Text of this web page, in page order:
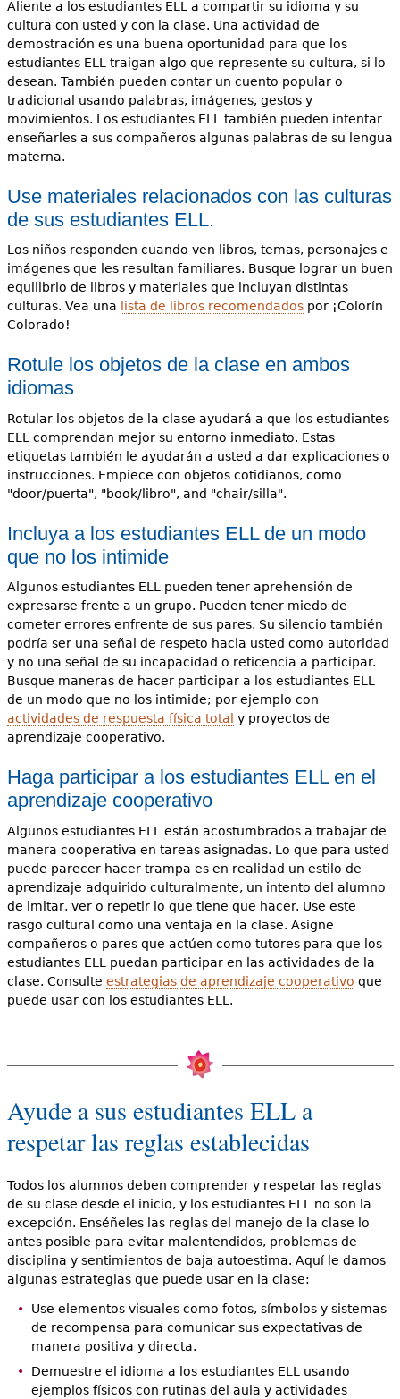
Aliente a los estudiantes ELL a compartir su idioma y su
cultura con usted y con la clase. Una actividad de
demostración es una buena oportunidad para que los
estudiantes ELL traigan algo que represente su cultura, si lo
desean. También pueden contar un cuento popular o
tradicional usando palabras, imágenes, gestos y
movimientos. Los estudiantes ELL también pueden intentar
enseñarles a sus compañeros algunas palabras de su lengua
materna.
Use materiales relacionados con las culturas
de sus estudiantes ELL.
Los niños responden cuando ven libros, temas, personajes e
imágenes que les resultan familiares. Busque lograr un buen
equilibrio de libros y materiales que incluyan distintas
culturas. Vea una
lista de libros recomendadospor ¡Colorín
Colorado!
Rotule los objetos de la clase en ambos
idiomas
Rotular los objetos de la clase ayudará a que los estudiantes
ELL comprendan mejor su entorno inmediato. Estas
etiquetas también le ayudarán a usted a dar explicaciones o
instrucciones. Empiece con objetos cotidianos, como
"door/puerta", "book/libro", and "chair/silla".
Incluya a los estudiantes ELL de un modo
que no los intimide
Algunos estudiantes ELL pueden tener aprehensión de
expresarse frente a un grupo. Pueden tener miedo de
cometer errores enfrente de sus pares. Su silencio también
podría ser una señal de respeto hacia usted como autoridad
y no una señal de su incapacidad o reticencia a participar.
Busque maneras de hacer participar a los estudiantes ELL
de un modo que no los intimide; por ejemplo con
actividades de respuesta física total y proyectos de
aprendizaje cooperativo.
Haga participar a los estudiantes ELL en el
aprendizaje cooperativo
Algunos estudiantes ELL están acostumbrados a trabajar de
manera cooperativa en tareas asignadas. Lo que para usted
puede parecer hacer trampa es en realidad un estilo de
aprendizaje adquirido culturalmente, un intento del alumno
de imitar, ver o repetir lo que tiene que hacer. Use este
rasgo cultural como una ventaja en la clase. Asigne
compañeros o pares que actúen como tutores para que los
estudiantes ELL puedan participar en las actividades de la
clase. Consulte estrategias de aprendizaje cooperativo que
puede usar con los estudiantes ELL.
Ayude a sus estudiantes ELL a
respetar las reglas establecidas
Todos los alumnos deben comprender y respetar las reglas
de su clase desde el inicio, y los estudiantes ELL no son la
excepción. Enséñeles las reglas del manejo de la clase lo
antes posible para evitar malentendidos, problemas de
disciplina y sentimientos de baja autoestima. Aquí le damos
algunas estrategias que puede usar en la clase:
Use elementos visuales como fotos, símbolos y sistemas
de recompensa para comunicar sus expectativas de
manera positiva y directa.
Demuestre el idioma a los estudiantes ELL usando
ejemplos físicos con rutinas del aula y actividades